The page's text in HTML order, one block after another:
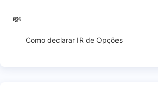
💸
Como declarar IR de Opções